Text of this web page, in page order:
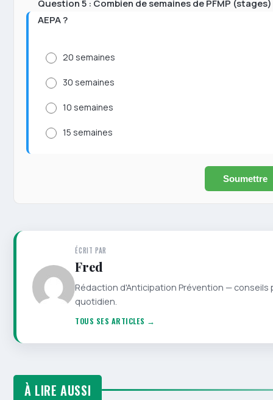
Question 5 : Combien de semaines de PFMP
AEPA ?
20 semaines
30 semaines
10 semaines
15 semaines
Soumettre
ÉCRIT PAR
Fred
Rédaction d'Anticipation Prévention —
quotidien.
TOUS SES ARTICLES →
À LIRE AUSSI